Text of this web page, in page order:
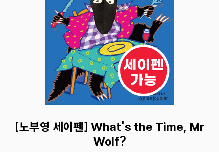
[노부영 세이펜] What's the Time, Mr
Wolf?